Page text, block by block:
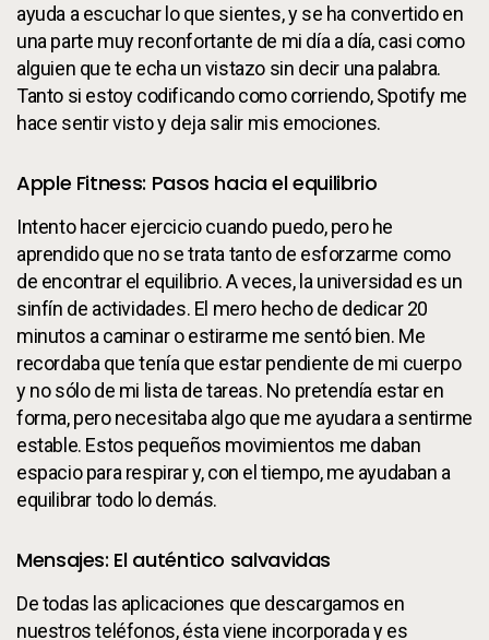
ayuda a escuchar lo que sientes, y se ha convertido en
una parte muy reconfortante de mi día a día, casi como
alguien que te echa un vistazo sin decir una palabra.
Tanto si estoy codificando como corriendo, Spotify me
hace sentir visto y deja salir mis emociones.
Apple Fitness: Pasos hacia el equilibrio
Intento hacer ejercicio cuando puedo, pero he
aprendido que no se trata tanto de esforzarme como
de encontrar el equilibrio. A veces, la universidad es un
sinfín de actividades. El mero hecho de dedicar 20
minutos a caminar o estirarme me sentó bien. Me
recordaba que tenía que estar pendiente de mi cuerpo
y no sólo de mi lista de tareas. No pretendía estar en
forma, pero necesitaba algo que me ayudara a sentirme
estable. Estos pequeños movimientos me daban
espacio para respirar y, con el tiempo, me ayudaban a
equilibrar todo lo demás.
Mensajes: El auténtico salvavidas
De todas las aplicaciones que descargamos en
nuestros teléfonos, ésta viene incorporada y es